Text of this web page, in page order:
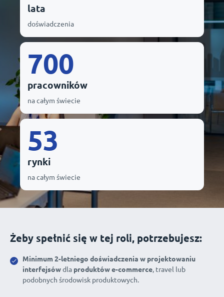
lata
doświadczenia
700
pracowników
na całym świecie
53
rynki
na całym świecie
Żeby spełnić się w tej roli, potrzebujesz:
Minimum 2-letniego doświadczenia w projektowaniu
interfejsówdla produktów e-commerce, travel lub
podobnych środowisk produktowych.